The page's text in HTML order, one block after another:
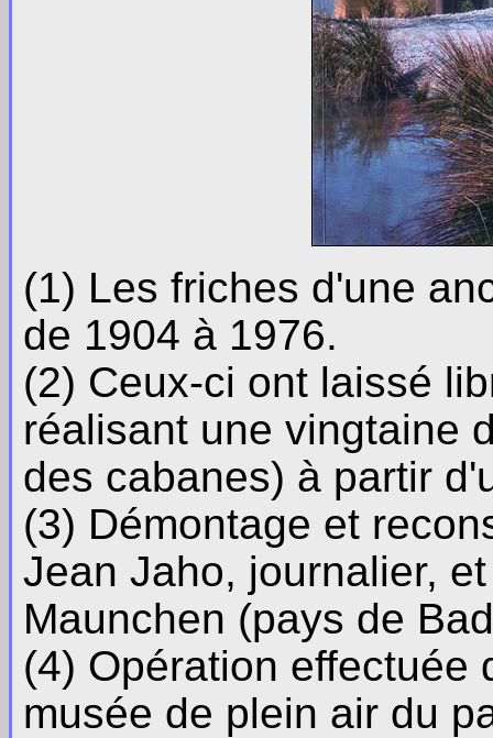
(1) Les friches d'une
de 1904 à 1976.
(2) Ceux-ci ont laissé
réalisant une vingtaine
des cabanes) à partir
(3) Démontage et
Jean Jaho, journalier,
Maunchen (pays de
(4) Opération effectuée
musée de plein air du